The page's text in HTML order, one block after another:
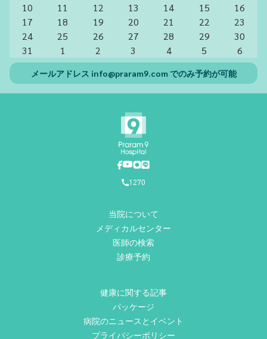
10
11 12 13 14 15
16
17
18 19 20 21 22
23
24
25 26 27 28 29
30
31
1 2 3 4 5 6
メールアドレス info@praram9.comでのみ予約が可能
1270
当院について
メディカルセンター
医師の検索
診療予約
健康に関する記事
パッケージ
病院のニュースとイベント
プライバシーポリシー